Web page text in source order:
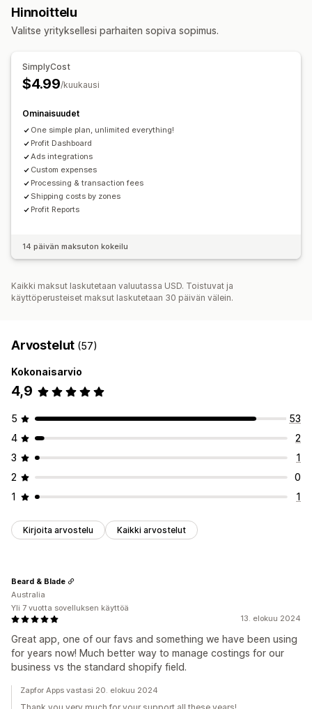
Voittoa koskevat tiedot
Kuvalliset materiaalit ja raportit
Historiallinen analyysi
Palautukset ja vaihdot
Myytyjen tuotteiden kustannusten seuranta
Taloustoiminnot
Tilauksen tiedot
Reaaliaikainen varaston synkronointi
Historiallisen tiedon tuonti
Hinnoittelu
Valitse yrityksellesi parhaiten sopiva sopimus.
SimplyCost
$4.99/kuukausi
Ominaisuudet
One simple plan, unlimited everything!
Profit Dashboard
Ads integrations
Custom expenses
Processing & transaction fees
Shipping costs by zones
Profit Reports
14 päivän maksuton kokeilu
Kaikki maksut laskutetaan valuutassa USD. Toistuvat ja
käyttöperusteiset maksut laskutetaan 30 päivän välein.
Arvostelut (57)
Kokonaisarvio
4,9
5
53
4
2
3
1
2
0
1
1
Kirjoita arvostelu Kaikki arvostelut
13. elokuu 2024
Great app, one of our favs and something we have been using
for years now! Much better way to manage costings for our
business vs the standard shopify field.
Beard & Blade
Australia
Yli 7 vuotta sovelluksen käyttöä
Zapfor Apps vastasi 20. elokuu 2024